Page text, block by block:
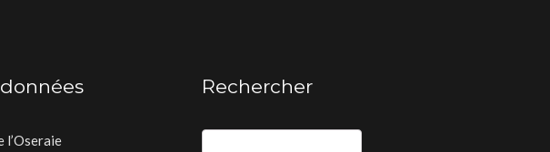
l’Oseraie
Rechercher